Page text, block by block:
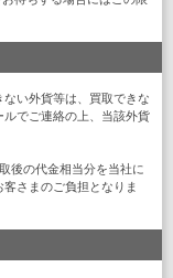
い外貨等は、買取できな
でご連絡の上、当該外貨
後の代金相当分を当社に
さまのご負担となりま